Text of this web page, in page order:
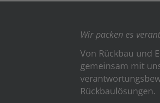
Wir packen es
Von Rückbau und
gemeinsam mit
Rückbaulösungen.